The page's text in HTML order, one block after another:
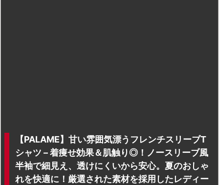
【PALAME】甘い雰囲気漂うフレンチスリーブT
シャツ – 着痩せ効果＆肌触り◎！ノースリーブ風
半袖で細見え、透けにくいから安心。夏のおしゃ
れを快適に！厳選された素材を採用したレディー